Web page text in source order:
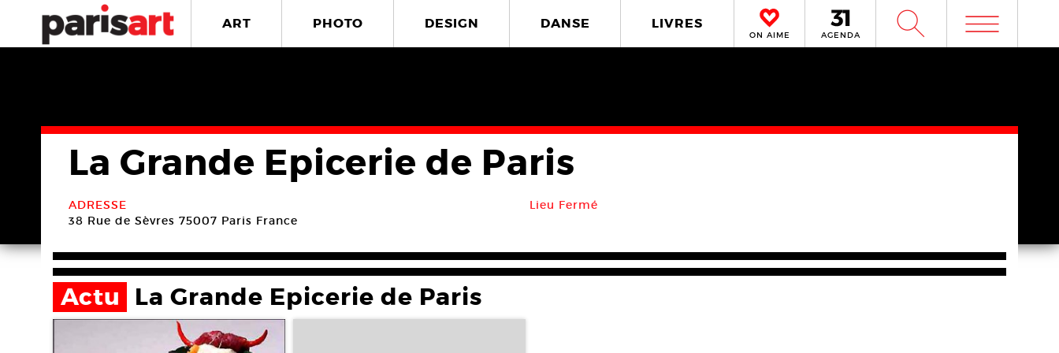
ART PHOTO DESIGN DANSE LIVRES
ON AIME AGENDA W m
La Grande Epicerie de Paris
ADRESSE
38 Rue de Sèvres 75007 Paris France
Lieu Fermé
Actu La Grande Epicerie de Paris